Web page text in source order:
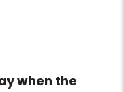
when the